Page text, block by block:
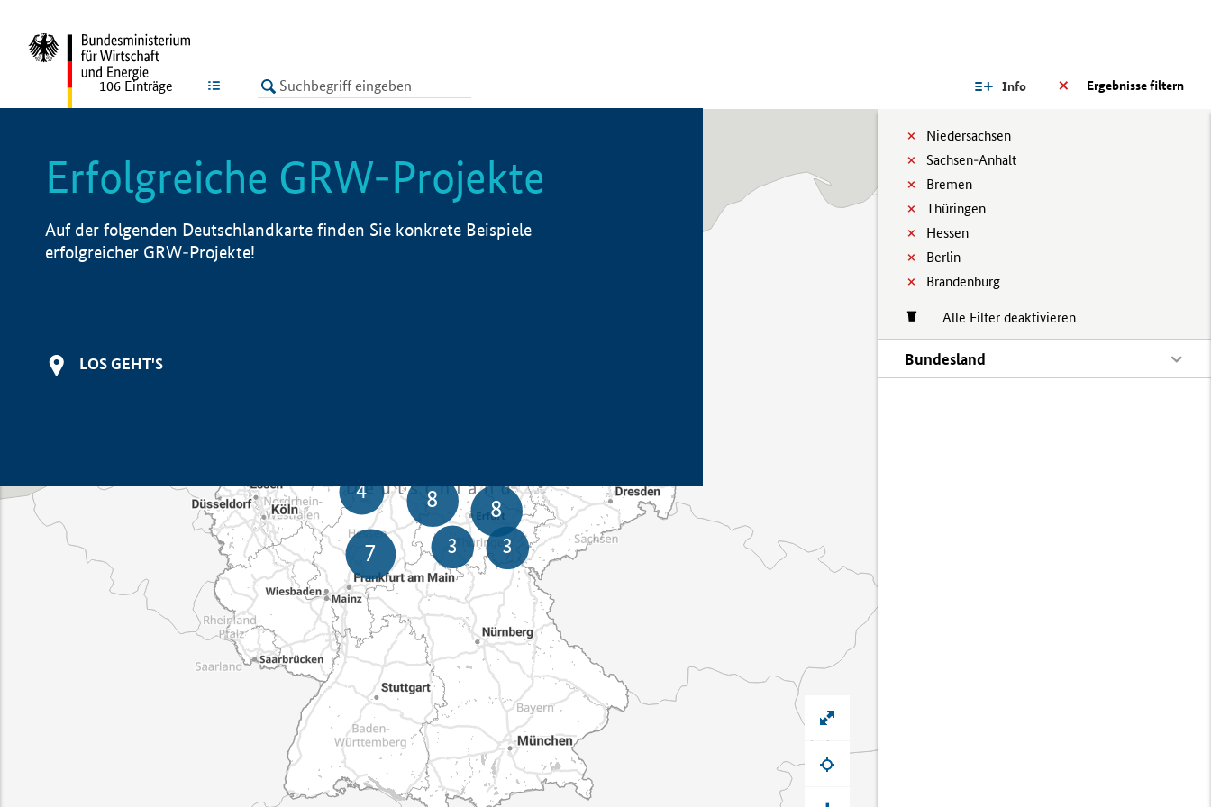
LISTE Ergebnisse filtern
Info
Niedersachsen
Sachsen-Anhalt
Bremen
Thüringen
Hessen
Berlin
Brandenburg
Alle Filter deaktivieren
Bundesland
106 Einträge
Erfolgreiche GRW-Projekte
Auf der folgenden Deutschlandkarte finden Sie konkrete Beispiele
erfolgreicher GRW-Projekte!
LOS GEHT'S